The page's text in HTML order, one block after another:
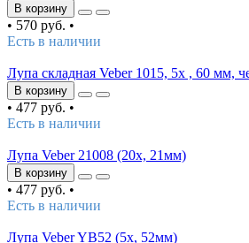
В корзину
• 570 руб. •
Есть в наличии
Лупа складная Veber 1015, 5x , 60 мм,
В корзину
• 477 руб. •
Есть в наличии
Лупа Veber 21008 (20х, 21мм)
В корзину
• 477 руб. •
Есть в наличии
Лупа Veber YB52 (5х, 52мм)